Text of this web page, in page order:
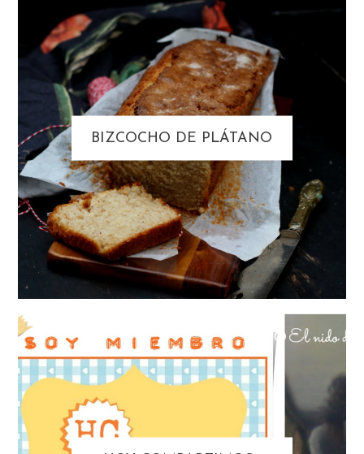
BIZCOCHO DE PLÁTANO